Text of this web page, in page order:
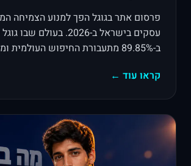
פרסום אתר בגוגל הפך למנוע הצמיחה
עסקים בישראל ב-2026. בעולם
ב-89.85% מתעבורת החיפוש העולמית ומייצר…
קראו עוד ←